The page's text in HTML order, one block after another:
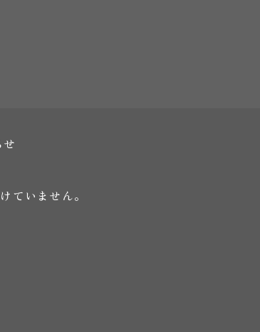
せ
ていません。